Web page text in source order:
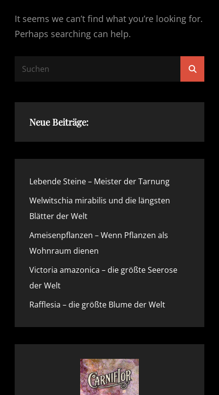
It seems we can’t find what you’re looking for.
Perhaps searching can help.
Search
Neue Beiträge:
Lebende Steine – Meister der Tarnung
Welwitschia mirabilis und die längsten
Blätter der Welt
Ameisenpflanzen – Wenn Pflanzen als
Wohnraum dienen
Victoria amazonica – die größte Seerose
der Welt
Rafflesia – die größte Blume der Welt